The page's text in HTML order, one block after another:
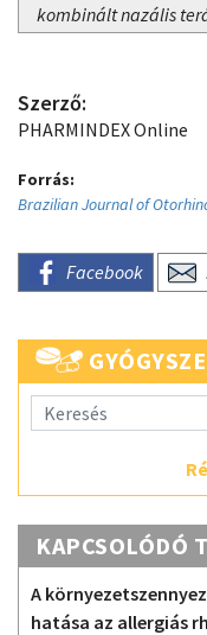
kombinált nazális
Szerző:
PHARMINDEX Online
Forrás:
Brazilian Journal of
Facebook
KAPCSOLÓDÓ
A
hatása az allergiás